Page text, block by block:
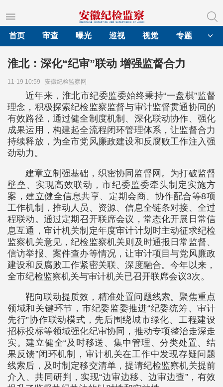
首页
审查 曝光 巡视 视觉 专题
淮北：深化“纪审”联动 增强监督合力
11-19 10:59 安徽纪检监察网
近年来，淮北市纪委监委始终秉持“一盘棋”监督
理念，积极探索纪检监察监督与审计监督贯通协同的
有效路径，通过健全制度机制、深化联动协作、强化
成果运用，构建起全流程闭环管理体系，让监督合力
持续释放，为全市党风廉政建设和反腐败工作注入强
劲动力。
建章立制强基础，织密协同监督网。为打破监督
壁垒、实现高效联动，市纪委监委牵头制定实施方
案，建立健全信息共享、定期会商、协作配合等8项
工作机制，推动人员、资源、信息全链条对接、全过
程联动。通过定期召开联席会议，常态化开展日常信
息互通，审计机关制定年度审计计划时主动征求纪检
监察机关意见，纪检监察机关则及时通报日常监督、
信访举报、案件查办等情况，让审计项目与党风廉政
建设和反腐败工作紧密关联、深度融合。今年以来，
全市纪检监察机关与审计机关已召开联席会议3次。
靶向联动提质效，精准处置问题线索。聚焦重点
领域和关键环节，市纪委监委推进“纪委统筹、审计
先行”协作联动模式，先后围绕城市绿化、工程建设
招标投标等领域强化纪审协同，推动专项整治走深走
实。建立健全“及时移送、集中管理、分类处置、结
果反馈”闭环机制，审计机关在工作中发现存疑问题
线索后，及时制定移交清单，提请纪检监察机关提前
介入、共同研判，实现“边审边移、边审边查”，有效